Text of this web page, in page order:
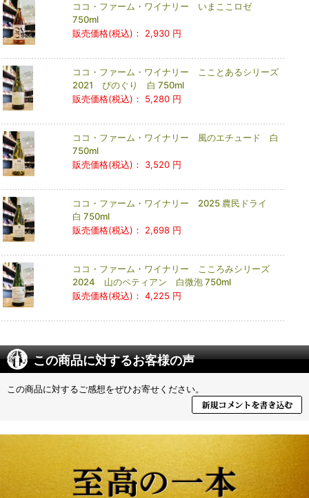
ココ・ファーム・ワイナリー いまここロゼ
750ml
販売価格(税込)：
2,930 円
ココ・ファーム・ワイナリー こことあるシリーズ
2021 ぴのぐり 白 750ml
販売価格(税込)：
5,280 円
ココ・ファーム・ワイナリー 風のエチュード 白
750ml
販売価格(税込)：
3,520 円
ココ・ファーム・ワイナリー 2025 農民ドライ
白 750ml
販売価格(税込)：
2,698 円
ココ・ファーム・ワイナリー こころみシリーズ
2024 山のペティアン 白微泡 750ml
販売価格(税込)： 4,225 円
この商品に対するお客様の声
この商品に対するご感想をぜひお寄せください。